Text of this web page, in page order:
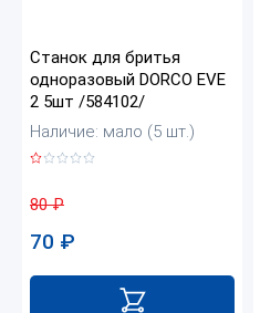
Станок для бритья
одноразовый DORCO EVE
2 5шт /584102/
Наличие: мало (5 шт.)
80₽
70 ₽